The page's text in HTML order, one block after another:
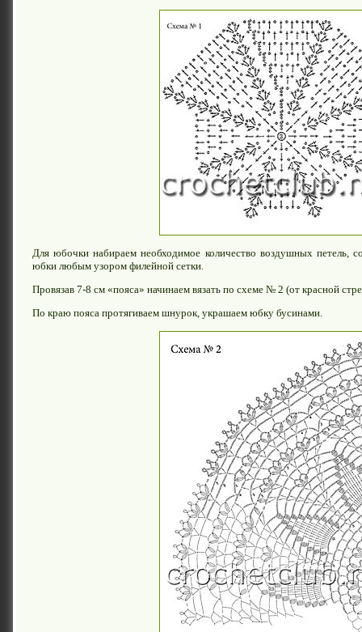
Для юбочки набираем необходимое количество воздушных петель,
юбки любым узором филейной сетки.
Провязав 7-8 см «пояса» начинаем вязать по схеме № 2 (от красной
По краю пояса протягиваем шнурок, украшаем юбку бусинами.